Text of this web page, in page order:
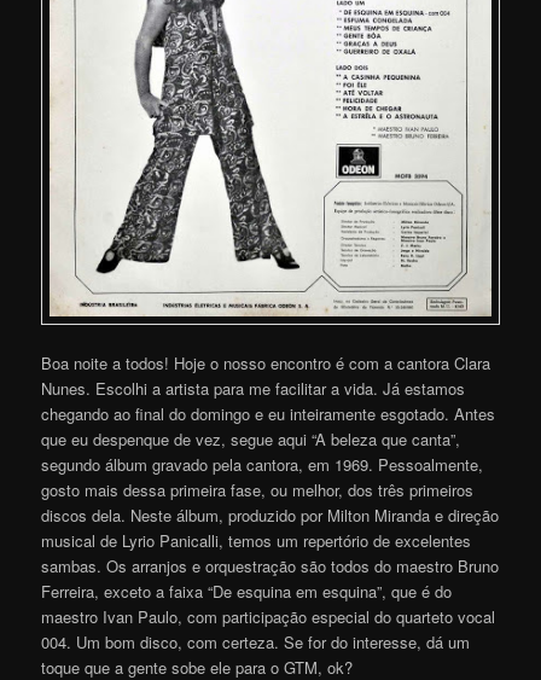
Boa noite a todos! Hoje o nosso encontro é com a cantora Clara
Nunes. Escolhi a artista para me facilitar a vida. Já estamos
chegando ao final do domingo e eu inteiramente esgotado. Antes
que eu despenque de vez, segue aqui “A beleza que canta”,
segundo álbum gravado pela cantora, em 1969. Pessoalmente,
gosto mais dessa primeira fase, ou melhor, dos três primeiros
discos dela. Neste álbum, produzido por Milton Miranda e direção
musical de Lyrio Panicalli, temos um repertório de excelentes
sambas. Os arranjos e orquestração são todos do maestro Bruno
Ferreira, exceto a faixa “De esquina em esquina”, que é do
maestro Ivan Paulo, com participação especial do quarteto vocal
004. Um bom disco, com certeza. Se for do interesse, dá um
toque que a gente sobe ele para o GTM, ok?